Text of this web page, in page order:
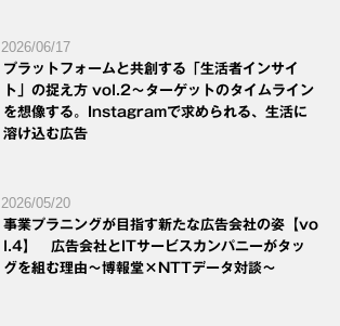
2026/06/17
プラットフォームと共創する「生活者インサイ
ト」の捉え方 vol.2～ターゲットのタイムライン
を想像する。Instagramで求められる、生活に
溶け込む広告
2026/05/20
事業プラニングが目指す新たな広告会社の姿【vo
l.4】 広告会社とITサービスカンパニーがタッ
グを組む理由～博報堂×NTTデータ対談～